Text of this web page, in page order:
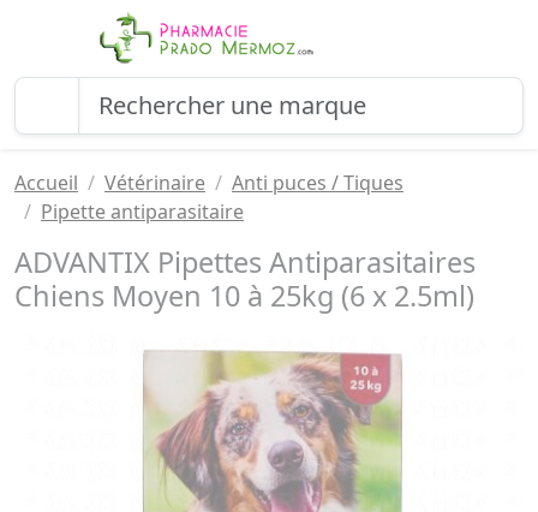
Accueil Vétérinaire
Anti puces / Tiques
Pipette antiparasitaire
ADVANTIX Pipettes Antiparasitaires
Chiens Moyen 10 à 25kg (6 x 2.5ml)